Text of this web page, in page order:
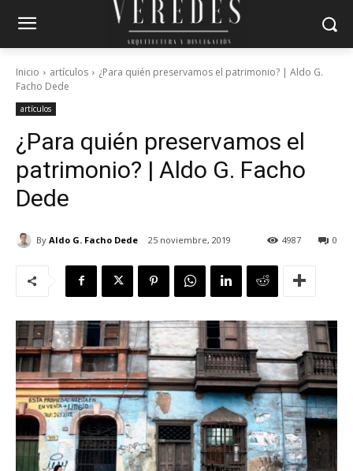
Inicio artículos
¿Para quién preservamos el patrimonio? | Aldo G.
Facho Dede
artículos
¿Para quién preservamos el
patrimonio? | Aldo G. Facho
Dede
By Aldo G. Facho Dede 25 noviembre, 2019 0
4987